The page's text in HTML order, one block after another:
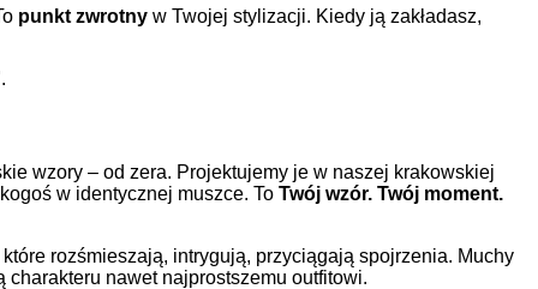
punkt zwrotny w Twojej stylizacji. Kiedy ją zakładasz,
.
wzory – od zera. Projektujemy je w naszej krakowskiej
w identycznej muszce. To Twój wzór. Twój moment.
rozśmieszają, intrygują, przyciągają spojrzenia. Muchy
nawet najprostszemu outfitowi.